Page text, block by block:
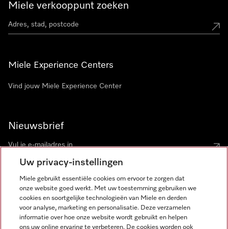
Miele verkooppunt zoeken
Miele Experience Centers
Vind jouw Miele Experience Center
Nieuwsbrief
Miele op Instagram
Miele op Facebook
Miele op Youtube
Uw privacy-instellingen
Miele gebruikt essentiële cookies om ervoor te zorgen dat
onze website goed werkt. Met uw toestemming gebruiken we
cookies en soortgelijke technologieën van Miele en derden
voor analyse, marketing en personalisatie. Deze verzamelen
informatie over hoe onze website wordt gebruikt en helpen
ons uw online ervaring te verbeteren. De cookies worden ook